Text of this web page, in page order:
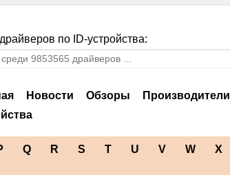
по ID-устройства:
Новости Обзоры
Производители
Q R S T U V W X